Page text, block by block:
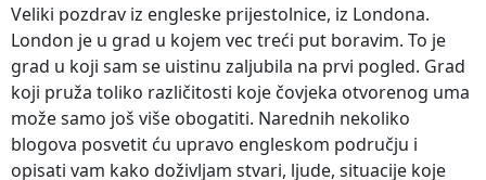
Veliki pozdrav iz engleske prijestolnice, iz Londona.
London je u grad u kojem vec treći put boravim. To je
grad u koji sam se uistinu zaljubila na prvi pogled. Grad
koji pruža toliko različitosti koje čovjeka otvorenog uma
može samo još više obogatiti. Narednih nekoliko
blogova posvetit ću upravo engleskom području i
opisati vam kako doživljam stvari, ljude, situacije koje